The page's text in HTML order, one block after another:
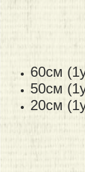
60см
50см
20см